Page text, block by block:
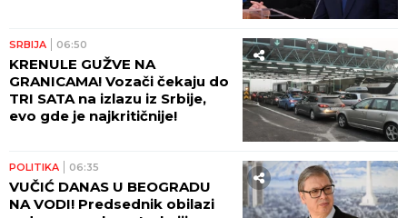
Peđe, „lidera“ sa cisternom i
beogradskim ambicijama
SRBIJA 10:32
BORBA SA VATRENOM
požara aktivno, Deliblatska
peščara najugroženija -
stotine ljudi danonoćno na
terenu! (VIDEO)